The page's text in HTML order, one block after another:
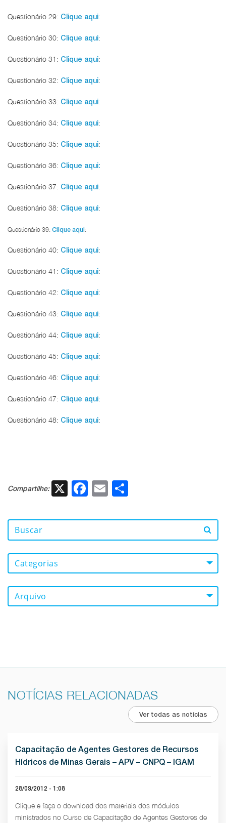
Questionário 29: Clique aqui:
Questionário 30: Clique aqui:
Questionário 31: Clique aqui:
Questionário 32: Clique aqui:
Questionário 33: Clique aqui:
Questionário 34: Clique aqui:
Questionário 35: Clique aqui:
Questionário 36: Clique aqui:
Questionário 37: Clique aqui:
Questionário 38: Clique aqui:
Questionário 39: Clique aqui:
Questionário 40: Clique aqui:
Questionário 41: Clique aqui:
Questionário 42: Clique aqui:
Questionário 43: Clique aqui:
Questionário 44: Clique aqui:
Questionário 45: Clique aqui:
Questionário 46: Clique aqui:
Questionário 47: Clique aqui:
Questionário 48: Clique aqui:
Compartilhe: X Facebook
Email
Categorias
Arquivo
NOTÍCIAS RELACIONADAS
Ver todas as notícias
Capacitação de Agentes Gestores de Recursos
Hídricos de Minas Gerais – APV – CNPQ – IGAM
28/09/2012 - 1:08
Clique e faça o download dos materiais dos módulos
ministrados no Curso de Capacitação de Agentes Gestores de